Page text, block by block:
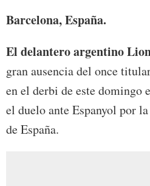
Barcelona, España.
El delantero argentino
gran ausencia del once
en el derbi de este domingo
el duelo ante Espanyol por
de España.